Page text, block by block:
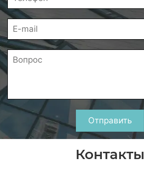
Отправить
Контакты